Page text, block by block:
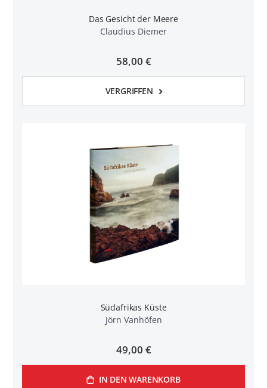
Das Gesicht der Meere
Claudius Diemer
58,00 €
VERGRIFFEN
Südafrikas Küste
Jörn Vanhöfen
49,00 €
IN DEN WARENKORB